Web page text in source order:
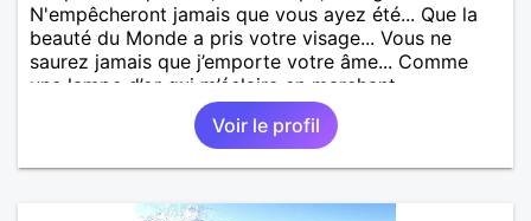
N'empêcheront jamais que vous ayez été... Que la
beauté du Monde a pris votre visage... Vous ne
saurez jamais que j’emporte votre âme... Comme
une lampe d’or qui m’éclaire en marchant...
Voir le profil